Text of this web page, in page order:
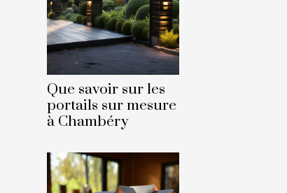
Que savoir sur les
portails sur mesure
à Chambéry